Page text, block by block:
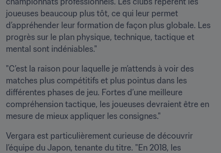
joueuses beaucoup plus tôt, ce qui leur permet
d’appréhender leur formation de façon plus globale. Les
progrès sur le plan physique, technique, tactique et
mental sont indéniables."
"C’est la raison pour laquelle je m’attends à voir des
matches plus compétitifs et plus pointus dans les
différentes phases de jeu. Fortes d’une meilleure
compréhension tactique, les joueuses devraient être en
mesure de mieux appliquer les consignes."
Vergara est particulièrement curieuse de découvrir
l’équipe du Japon, tenante du titre. "En 2018, les